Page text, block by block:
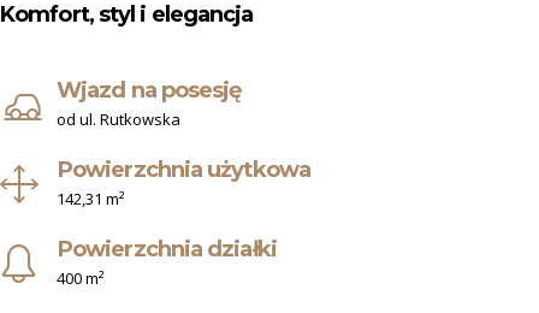
Komfort, styl i elegancja
Wjazd na posesję
od ul. Rutkowska
Powierzchnia użytkowa
142,31 m²
Powierzchnia działki
400 m²